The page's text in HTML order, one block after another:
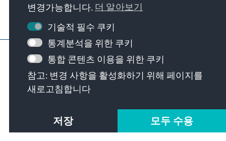
재단에서 제공하는 제안 더 보기
요목 개인 정보 보호
Erklärung zur Barrierefreiheit
Barriere melden
사이트 맵
© Konrad-Adenauer-Stiftung e.V. 2026
변경가능합니다. 더 알아보기
기술적 필수 쿠키
통계분석을 위한 쿠키
통합 콘텐츠 이용을 위한 쿠키
참고: 변경 사항을 활성화하기 위해 페이지를
새로고침합니다
저장 모두 수용